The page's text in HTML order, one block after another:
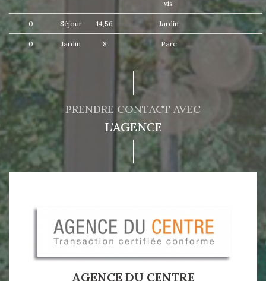
vis
0 Séjour 14,56 Jardin
0 Jardin 8 Parc
PRENDRE CONTACT AVEC
L'AGENCE
AGENCE DU CENTRE